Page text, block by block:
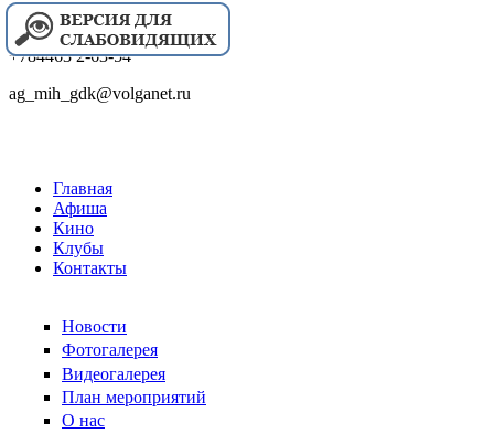
+784463 2-63-54
ag_mih_gdk@volganet.ru
Главная
Афиша
Кино
Клубы
Контакты
Новости
Фотогалерея
Видеогалерея
План мероприятий
О нас